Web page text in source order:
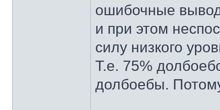
ошибочные
и при этом
силу низкого
Т.е. 75%
долбоебы.